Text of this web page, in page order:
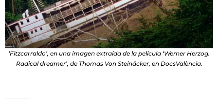
‘Fitzcarraldo’, en una imagen extraída de la película ‘Werner Herzog.
Radical dreamer’, de Thomas Von Steinäcker, en DocsValència.